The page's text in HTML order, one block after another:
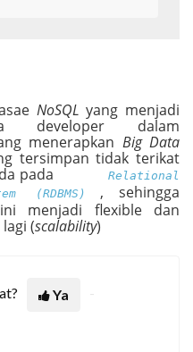
NoSQL yang menjadi
developer dalam
menerapkan Big Data
tersimpan tidak terikat
pada
Relational
(RDBMS)
, sehingga
menjadi flexible dan
(scalability)
Ya